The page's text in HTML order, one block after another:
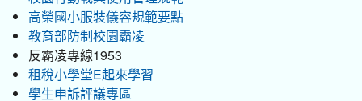
高榮國小服裝儀容規範要點
教育部防制校園霸凌
反霸凌專線1953
租稅小學堂E起來學習
學生申訴評議專區